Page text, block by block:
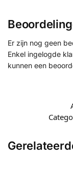
Er zijn nog geen
Enkel ingelogde
kunnen een